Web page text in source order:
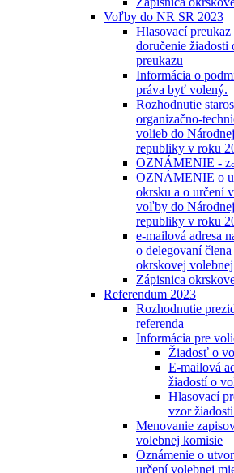
Voľby do NR SR 2023
Hlasovací preukaz
doručenie žiadosti
preukazu
Informácia o
práva byť volený.
Rozhodnutie
organizačno-
volieb do
republiky v roku
OZNÁMENIE -
OZNÁMENIE o
okrsku a o určení
voľby do
republiky v roku
e-mailová adresa
o delegovaní
okrskovej
Zápisnica
Referendum 2023
Rozhodnutie
referenda
Informácia pre
Žiadosť o
E-mailová
žiadostí o
Hlasovací
vzor
Menovanie
volebnej komisie
Oznámenie o
určení volebnej